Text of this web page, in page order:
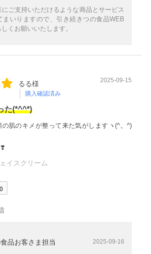
ご支持いただけるような商品とサービス
まいりますので、引き続きつの食品WEB
くお願いいたします。
るる様
購入確認済み
2025-09-15
た(*^^*)
肌のキメが整って来た気がしますヽ(^。^)
イスクリーム
0
品お客さま担当 2025-09-16